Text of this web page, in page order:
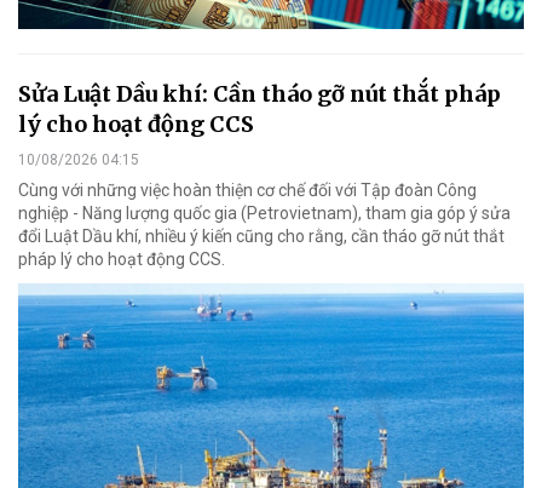
Sửa Luật Dầu khí: Cần tháo gỡ nút thắt pháp
lý cho hoạt động CCS
10/08/2026 04:15
Cùng với những việc hoàn thiện cơ chế đối với Tập đoàn Công
nghiệp - Năng lượng quốc gia (Petrovietnam), tham gia góp ý sửa
đổi Luật Dầu khí, nhiều ý kiến cũng cho rằng, cần tháo gỡ nút thắt
pháp lý cho hoạt động CCS.